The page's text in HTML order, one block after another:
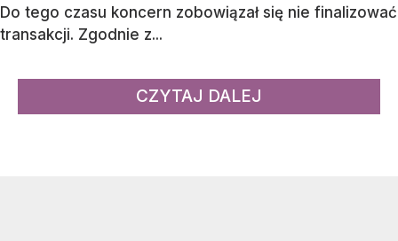
Do tego czasu koncern zobowiązał się nie finalizować
transakcji. Zgodnie z...
CZYTAJ DALEJ